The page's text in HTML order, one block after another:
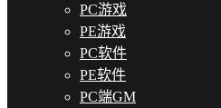
PC游戏
PE游戏
PC软件
PE软件
PC端GM